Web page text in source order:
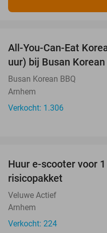
All-You-Can-Eat
uur) bij Busan Korean
Busan Korean BBQ
Arnhem
Verkocht: 1.306
Huur e-scooter voor
risicopakket
Veluwe Actief
Arnhem
Verkocht: 224